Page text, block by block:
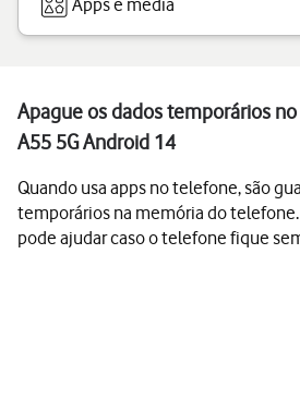
Apps e media
Apague os dados temporários
A55 5G Android 14
Quando usa apps no telefone, são
temporários na memória do telefone.
pode ajudar caso o telefone fique